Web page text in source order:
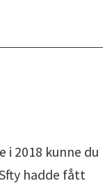
i 2018 kunne du
hadde fått